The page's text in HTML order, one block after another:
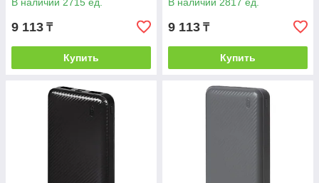
9 113 ₸
Купить
9 113 ₸
Купить